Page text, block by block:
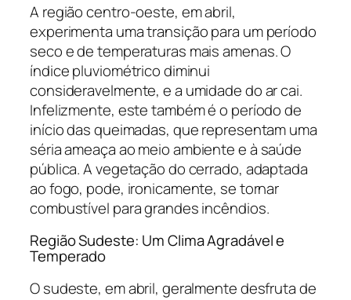
A região centro-oeste, em abril,
experimenta uma transição para um período
seco e de temperaturas mais amenas. O
índice pluviométrico diminui
consideravelmente, e a umidade do ar cai.
Infelizmente, este também é o período de
início das queimadas, que representam uma
séria ameaça ao meio ambiente e à saúde
pública. A vegetação do cerrado, adaptada
ao fogo, pode, ironicamente, se tornar
combustível para grandes incêndios.
Região Sudeste: Um Clima Agradável e
Temperado
O sudeste, em abril, geralmente desfruta de